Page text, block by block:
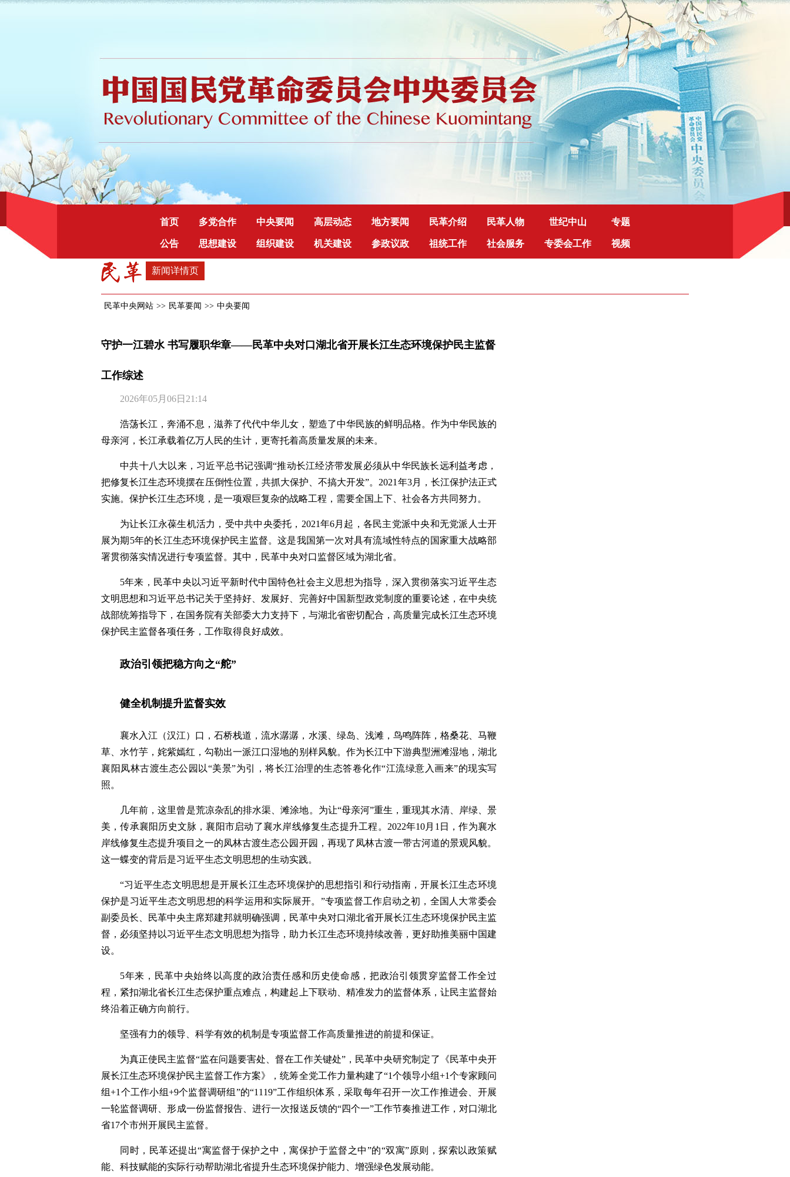
首页 多党合作 中央要闻 高层动态 地方要闻 民革介绍 民革人物 世纪中山 专题
公告 思想建设 组织建设 机关建设 参政议政 祖统工作 社会服务 专委会工作 视频
新闻详情页
民革中央网站 >> 民革要闻 >> 中央要闻
守护一江碧水 书写履职华章——民革中央对口湖北省开展长江生态环境保护民主监督
工作综述
2026年05月06日21:14
浩荡长江，奔涌不息，滋养了代代中华儿女，塑造了中华民族的鲜明品格。作为中华民族的
母亲河，长江承载着亿万人民的生计，更寄托着高质量发展的未来。
中共十八大以来，习近平总书记强调“推动长江经济带发展必须从中华民族长远利益考虑，
把修复长江生态环境摆在压倒性位置，共抓大保护、不搞大开发”。2021年3月，长江保护法正式
实施。保护长江生态环境，是一项艰巨复杂的战略工程，需要全国上下、社会各方共同努力。
为让长江永葆生机活力，受中共中央委托，2021年6月起，各民主党派中央和无党派人士开
展为期5年的长江生态环境保护民主监督。这是我国第一次对具有流域性特点的国家重大战略部
署贯彻落实情况进行专项监督。其中，民革中央对口监督区域为湖北省。
5年来，民革中央以习近平新时代中国特色社会主义思想为指导，深入贯彻落实习近平生态
文明思想和习近平总书记关于坚持好、发展好、完善好中国新型政党制度的重要论述，在中央统
战部统筹指导下，在国务院有关部委大力支持下，与湖北省密切配合，高质量完成长江生态环境
保护民主监督各项任务，工作取得良好成效。
政治引领把稳方向之“舵”
健全机制提升监督实效
襄水入江（汉江）口，石桥栈道，流水潺潺，水溪、绿岛、浅滩，鸟鸣阵阵，格桑花、马鞭
草、水竹芋，姹紫嫣红，勾勒出一派江口湿地的别样风貌。作为长江中下游典型洲滩湿地，湖北
襄阳凤林古渡生态公园以“美景”为引，将长江治理的生态答卷化作“江流绿意入画来”的现实写
照。
几年前，这里曾是荒凉杂乱的排水渠、滩涂地。为让“母亲河”重生，重现其水清、岸绿、景
美，传承襄阳历史文脉，襄阳市启动了襄水岸线修复生态提升工程。2022年10月1日，作为襄水
岸线修复生态提升项目之一的凤林古渡生态公园开园，再现了凤林古渡一带古河道的景观风貌。
这一蝶变的背后是习近平生态文明思想的生动实践。
“习近平生态文明思想是开展长江生态环境保护的思想指引和行动指南，开展长江生态环境
保护是习近平生态文明思想的科学运用和实际展开。”专项监督工作启动之初，全国人大常委会
副委员长、民革中央主席郑建邦就明确强调，民革中央对口湖北省开展长江生态环境保护民主监
督，必须坚持以习近平生态文明思想为指导，助力长江生态环境持续改善，更好助推美丽中国建
设。
5年来，民革中央始终以高度的政治责任感和历史使命感，把政治引领贯穿监督工作全过
程，紧扣湖北省长江生态保护重点难点，构建起上下联动、精准发力的监督体系，让民主监督始
终沿着正确方向前行。
坚强有力的领导、科学有效的机制是专项监督工作高质量推进的前提和保证。
为真正使民主监督“监在问题要害处、督在工作关键处”，民革中央研究制定了《民革中央开
展长江生态环境保护民主监督工作方案》，统筹全党工作力量构建了“1个领导小组+1个专家顾问
组+1个工作小组+9个监督调研组”的“1119”工作组织体系，采取每年召开一次工作推进会、开展
一轮监督调研、形成一份监督报告、进行一次报送反馈的“四个一”工作节奏推进工作，对口湖北
省17个市州开展民主监督。
同时，民革还提出“寓监督于保护之中，寓保护于监督之中”的“双寓”原则，探索以政策赋
能、科技赋能的实际行动帮助湖北省提升生态环境保护能力、增强绿色发展动能。